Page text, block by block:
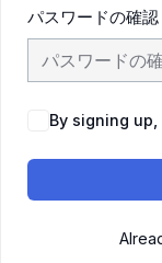
パスワードの確認
By signing